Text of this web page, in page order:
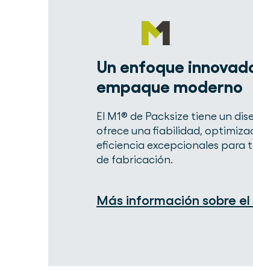
Un enfoque
empaque moderno
El M1® de Packsize tiene un
ofrece una fiabilidad,
eficiencia excepcionales para
de fabricación.
Más información sobre el